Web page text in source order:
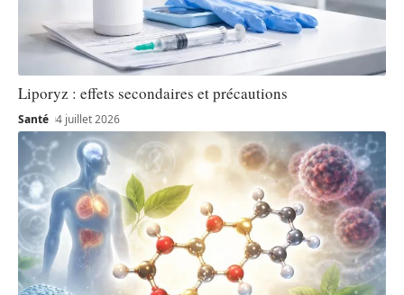
Liporyz : effets secondaires et précautions
Santé 4 juillet 2026